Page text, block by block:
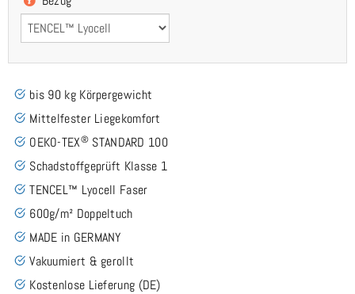
bis 90 kg Körpergewicht
Mittelfester Liegekomfort
OEKO-TEX® STANDARD 100
Schadstoffgeprüft Klasse 1
TENCEL™ Lyocell Faser
600g/m² Doppeltuch
MADE in GERMANY
Vakuumiert & gerollt
Kostenlose Lieferung (DE)